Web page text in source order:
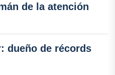
de la atención
dueño de récords